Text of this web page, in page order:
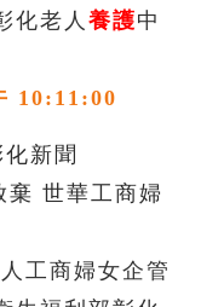
化老人 養護中
10:11:00
新聞
棄 世華工商婦
工商婦女企管